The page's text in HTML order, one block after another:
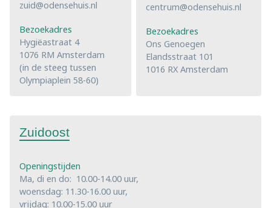
zuid@odensehuis.nl
Bezoekadres
Hygiëastraat 4
1076 RM Amsterdam
(in de steeg tussen
Olympiaplein 58-60)
centrum@odensehuis.nl
Bezoekadres
Ons Genoegen
Elandsstraat 101
1016 RX Amsterdam
Zuidoost
Openingstijden
Ma, di en do: 10.00-14.00 uur,
woensdag: 11.30-16.00 uur,
vrijdag: 10.00-15.00 uur